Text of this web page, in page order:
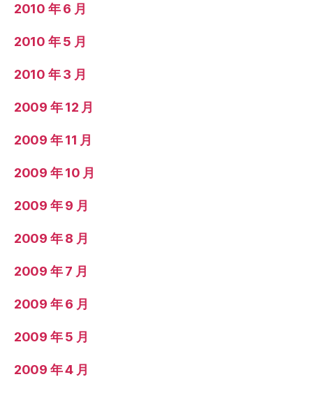
2010 年 6 月
2010 年 5 月
2010 年 3 月
2009 年 12 月
2009 年 11 月
2009 年 10 月
2009 年 9 月
2009 年 8 月
2009 年 7 月
2009 年 6 月
2009 年 5 月
2009 年 4 月